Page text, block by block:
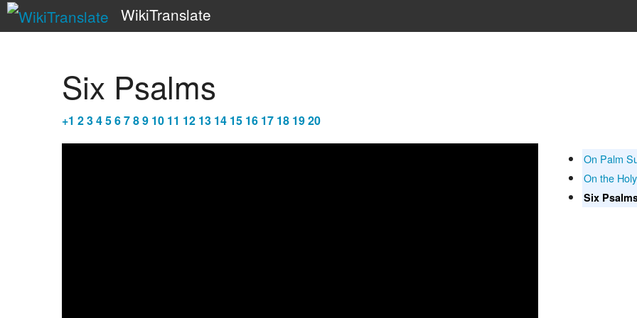
WikiTranslate
Six Psalms
+1 23456789 10 11 12 13 14 15 16 17 18 1920
On Palm
On the
Six